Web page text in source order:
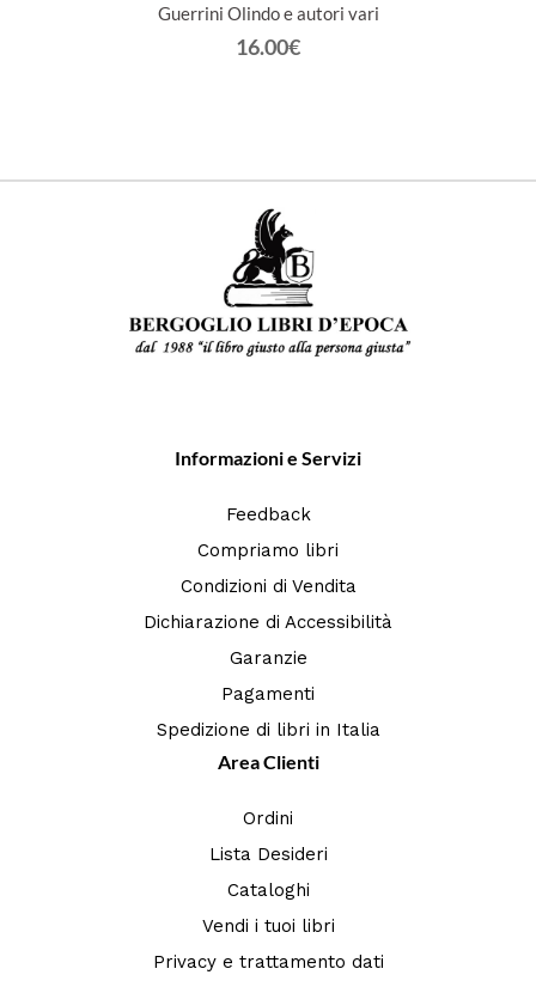
Guerrini Olindo e autori vari
16.00€
Informazioni e Servizi
Feedback
Compriamo libri
Condizioni di Vendita
Dichiarazione di Accessibilità
Garanzie
Pagamenti
Spedizione di libri in Italia
Area Clienti
Ordini
Lista Desideri
Cataloghi
Vendi i tuoi libri
Privacy e trattamento dati